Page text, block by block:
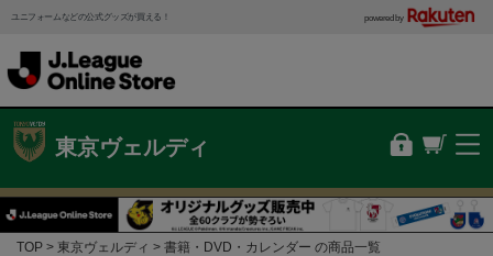
ユニフォームなどの公式グッズが買える！ powered by
東京ヴェルディ
TOP 東京ヴェルディ 書籍・DVD・カレンダー の商品一覧